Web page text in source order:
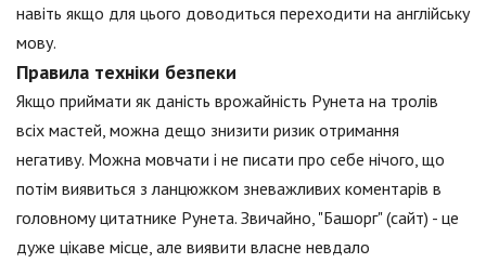
навіть якщо для цього доводиться переходити на англійську
мову.
Правила техніки безпеки
Якщо приймати як даність врожайність Рунета на тролів
всіх мастей, можна дещо знизити ризик отримання
негативу. Можна мовчати і не писати про себе нічого, що
потім виявиться з ланцюжком зневажливих коментарів в
головному цитатнике Рунета. Звичайно, "Башорг" (сайт) - це
дуже цікаве місце, але виявити власне невдало